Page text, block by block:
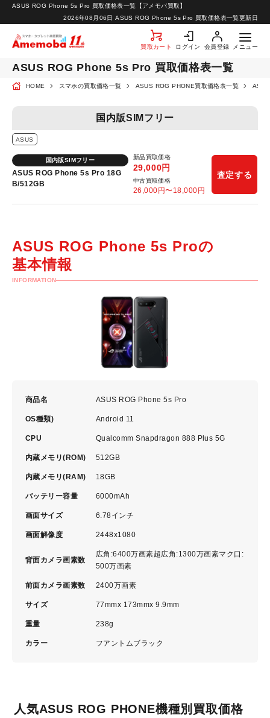
2026年08月06日 ASUS ROG Phone 5s Pro 買取価格表一覧更新日
ASUS ROG Phone 5s Pro 買取価格表一覧【アメモバ買取】
買取カート ログイン 会員登録 メニュー
お問い合わせ
ASUS ROG Phone 5s Pro 買取価格表一覧
HOME スマホの買取価格一覧 ASUS ROG PHONE買取価格表一覧
国内版SIMフリー
ASUS
国内版SIMフリー
ASUS ROG Phone 5s Pro 18G
B/512GB
新品買取価格
29,000円
中古買取価格
26,000 円〜18,000 円
査定する
ASUS ROG Phone 5s Proの
基本情報
INFORMATION
商品名 ASUS ROG Phone 5s Pro
OS種類) Android 11
CPU Qualcomm Snapdragon 888 Plus 5G
内蔵メモリ(ROM) 512GB
内蔵メモリ(RAM) 18GB
バッテリー容量 6000mAh
画面サイズ 6.78インチ
画面解像度 2448x1080
背面カメラ画素数
広角:6400万画素超広角:1300万画素マク口:
500万画素
前面カメラ画素数 2400万画素
サイズ 77mmx 173mmx 9.9mm
重量 238g
カラー フアントムブラック
人気ASUS ROG PHONE機種別買取価格